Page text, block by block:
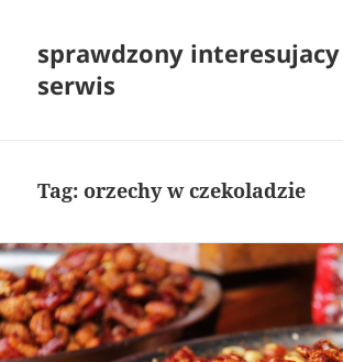
sprawdzony interesujacy
serwis
Tag:orzechy w czekoladzie